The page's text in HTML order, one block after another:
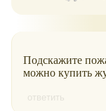
Подскажите
можно купить
ответить